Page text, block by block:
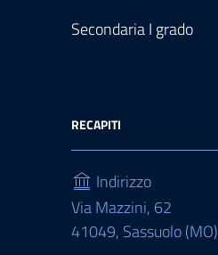
Secondaria I grado
RECAPITI
Indirizzo
Via Mazzini, 62
41049, Sassuolo (MO)